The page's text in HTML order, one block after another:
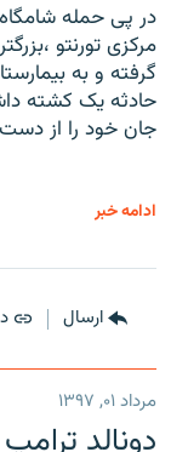
در پی حمله
گرفته و به
حادثه یک کشته
جان خود را از
ادامه خبر
ارسال
مرداد ۰۱, ۱۳۹۷